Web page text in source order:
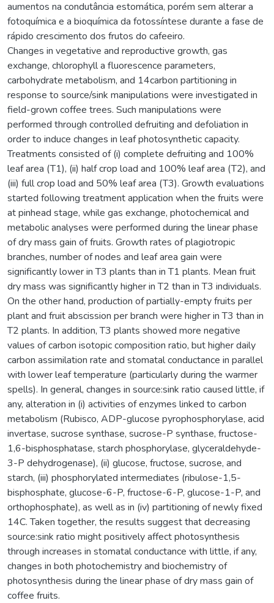
aumentos na condutância estomática, porém sem alterar a
fotoquímica e a bioquímica da fotossíntese durante a fase de
rápido crescimento dos frutos do cafeeiro.
Changes in vegetative and reproductive growth, gas
exchange, chlorophyll a fluorescence parameters,
carbohydrate metabolism, and 14carbon partitioning in
response to source/sink manipulations were investigated in
field-grown coffee trees. Such manipulations were
performed through controlled defruiting and defoliation in
order to induce changes in leaf photosynthetic capacity.
Treatments consisted of (i) complete defruiting and 100%
leaf area (T1), (ii) half crop load and 100% leaf area (T2), and
(iii) full crop load and 50% leaf area (T3). Growth evaluations
started following treatment application when the fruits were
at pinhead stage, while gas exchange, photochemical and
metabolic analyses were performed during the linear phase
of dry mass gain of fruits. Growth rates of plagiotropic
branches, number of nodes and leaf area gain were
significantly lower in T3 plants than in T1 plants. Mean fruit
dry mass was significantly higher in T2 than in T3 individuals.
On the other hand, production of partially-empty fruits per
plant and fruit abscission per branch were higher in T3 than in
T2 plants. In addition, T3 plants showed more negative
values of carbon isotopic composition ratio, but higher daily
carbon assimilation rate and stomatal conductance in parallel
with lower leaf temperature (particularly during the warmer
spells). In general, changes in source:sink ratio caused little, if
any, alteration in (i) activities of enzymes linked to carbon
metabolism (Rubisco, ADP-glucose pyrophosphorylase, acid
invertase, sucrose synthase, sucrose-P synthase, fructose-
1,6-bisphosphatase, starch phosphorylase, glyceraldehyde-
3-P dehydrogenase), (ii) glucose, fructose, sucrose, and
starch, (iii) phosphorylated intermediates (ribulose-1,5-
bisphosphate, glucose-6-P, fructose-6-P, glucose-1-P, and
orthophosphate), as well as in (iv) partitioning of newly fixed
14C. Taken together, the results suggest that decreasing
source:sink ratio might positively affect photosynthesis
through increases in stomatal conductance with little, if any,
changes in both photochemistry and biochemistry of
photosynthesis during the linear phase of dry mass gain of
coffee fruits.